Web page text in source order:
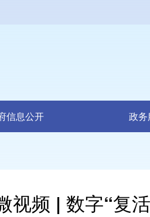
信息公开 政务
视频 | 数字“复